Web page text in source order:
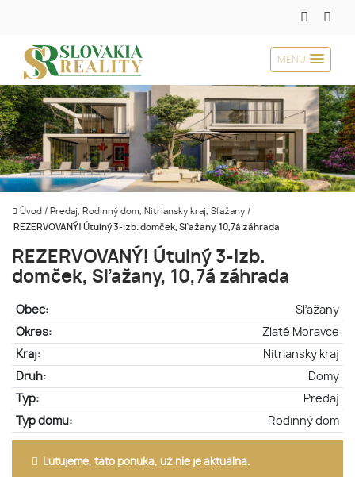
MENU
Úvod / Predaj, Rodinný dom, Nitriansky kraj, Sľažany /
REZERVOVANÝ! Útulný 3-izb. domček, Sľažany, 10,7á záhrada
REZERVOVANÝ! Útulný 3-izb.
domček, Sľažany, 10,7á záhrada
Obec:
Sľažany
Okres:
Zlaté Moravce
Kraj:
Nitriansky kraj
Druh:
Domy
Typ:
Predaj
Typ domu:
Rodinný dom
Ľutujeme, táto ponuka, už nie je aktuálna.